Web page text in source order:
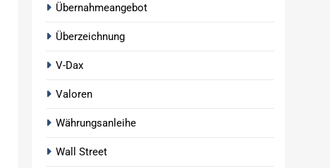
Übernahmeangebot
Überzeichnung
V-Dax
Valoren
Währungsanleihe
Wall Street